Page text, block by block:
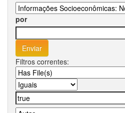
por
Filtros correntes: